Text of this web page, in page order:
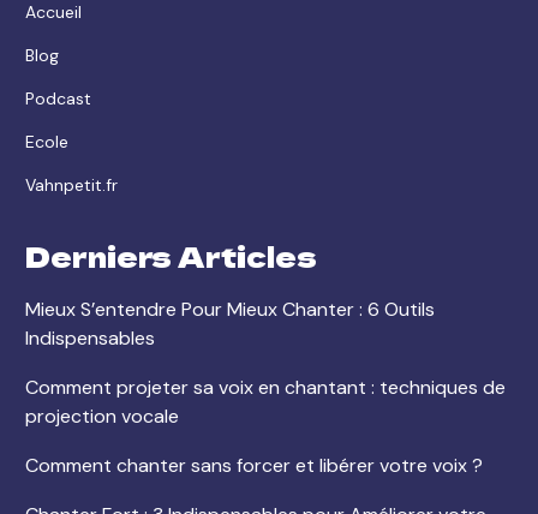
Accueil
Blog
Podcast
Ecole
Vahnpetit.fr
Derniers Articles
Mieux S’entendre Pour Mieux Chanter : 6 Outils
Indispensables
Comment projeter sa voix en chantant : techniques de
projection vocale
Comment chanter sans forcer et libérer votre voix ?